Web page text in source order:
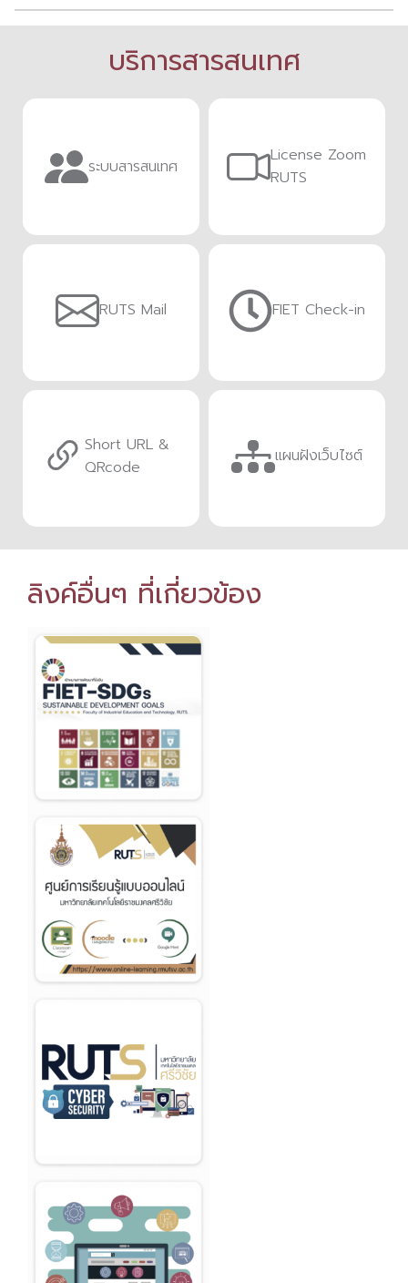
บริการสารสนเทศ
ระบบสารสนเทศ
License Zoom
RUTS
RUTS Mail FIET Check-in
Short URL &
QRcode
แผนฝังเว็บไซต์
ลิงค์อื่นๆ ที่เกี่ยวข้อง